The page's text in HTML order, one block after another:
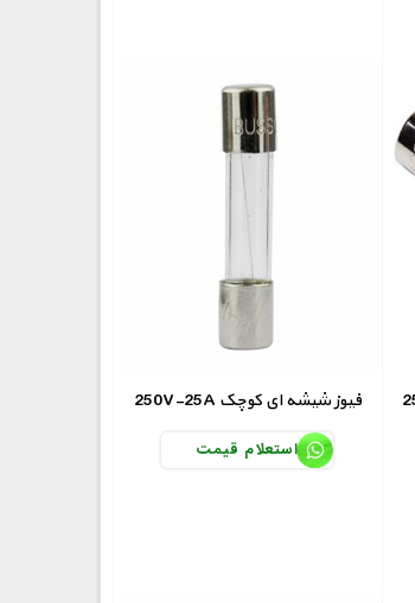
250V-25A فیوز شیشه ای کوچک
استعلام قیمت